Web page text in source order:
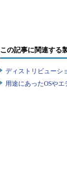
この記事に関連する
ディストリビューシ
用途にあったOSや